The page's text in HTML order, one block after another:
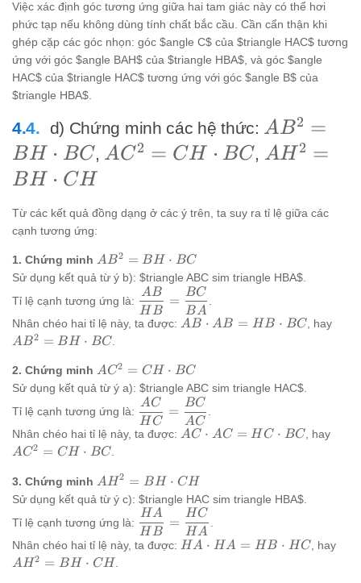
\dfrac{HC}
{HA}
Việc xác định góc tương ứng giữa hai tam giác này có thể hơi
phức tạp nếu không dùng tính chất bắc cầu. Cần cẩn thận khi
ghép cặp các góc nhọn: góc $angle C$ của $triangle HAC$ tương
ứng với góc $angle BAH$ của $triangle HBA$, và góc $angle
HAC$ của $triangle HAC$ tương ứng với góc $angle B$ của
$triangle HBA$.
d) Chứng minh các hệ thức: AB^2
=
BC
AB2 =
BH ⋅ BC, AC^2
\cdot
BC
AC2 = CH ⋅ BC, AH^2
CH
AH 2 =
BH ⋅ CH
Từ các kết quả đồng dạng ở các ý trên, ta suy ra tỉ lệ giữa các
cạnh tương ứng:
1. Chứng minh AB^2
= BH
BC
AB2 = BH ⋅ BC
Sử dụng kết quả từ ý b): $triangle ABC sim triangle HBA$.
Tỉ lệ cạnh tương ứng là: \dfrac{AB}
{HB} =
\dfrac{BC}
HB
AB
=
BA
BC
Nhân chéo hai tỉ lệ này, ta được: AB
HB
\cdot
BC
AB ⋅ AB = HB ⋅ BC, hay
AB2 = BH ⋅ BC
2. Chứng minh AC^2
= CH
BC
AC2 = CH ⋅ BC
Sử dụng kết quả từ ý a): $triangle ABC sim triangle HAC$.
Tỉ lệ cạnh tương ứng là: \dfrac{AC}
{HC} =
\dfrac{BC}
H C
AC
=
AC
BC
.
Nhân chéo hai tỉ lệ này, ta được: AC
HC
\cdot
BC
AC ⋅ AC = H C ⋅ BC, hay
AC2 = CH ⋅ BC.
3. Chứng minh AH^2
= BH
CH
AH2 = BH ⋅ CH
Sử dụng kết quả từ ý c): $triangle HAC sim triangle HBA$.
Tỉ lệ cạnh tương ứng là: \dfrac{HA}
{HB} =
\dfrac{HC}
HB
HA
=
HA
HC
Nhân chéo hai tỉ lệ này, ta được: HA
HA ⋅ HA = HB ⋅ HC , hay
AH2 = BH ⋅ CH